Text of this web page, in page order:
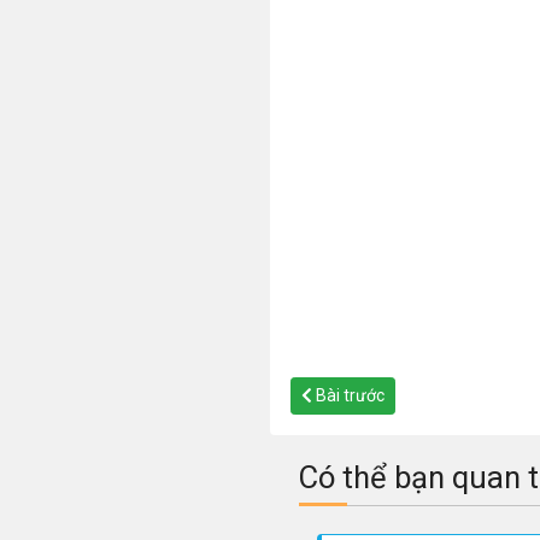
Bài trước
Có thể bạn quan